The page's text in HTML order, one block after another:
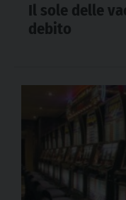
Il sole delle
debito